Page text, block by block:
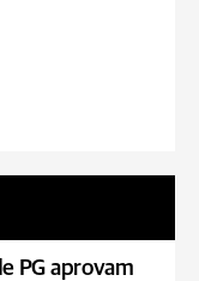
PG aprovam